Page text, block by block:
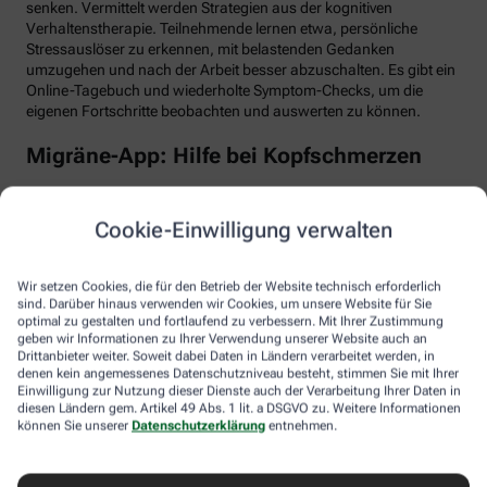
Cookie-Einwilligung verwalten
Wir setzen Cookies, die für den Betrieb der Website technisch erforderlich
sind. Darüber hinaus verwenden wir Cookies, um unsere Website für Sie
optimal zu gestalten und fortlaufend zu verbessern. Mit Ihrer Zustimmung
geben wir Informationen zu Ihrer Verwendung unserer Website auch an
Drittanbieter weiter. Soweit dabei Daten in Ländern verarbeitet werden, in
denen kein angemessenes Datenschutzniveau besteht, stimmen Sie mit Ihrer
Einwilligung zur Nutzung dieser Dienste auch der Verarbeitung Ihrer Daten in
diesen Ländern gem. Artikel 49 Abs. 1 lit. a DSGVO zu. Weitere Informationen
können Sie unserer Datenschutzerklärung entnehmen.
senken. Vermittelt werden Strategien aus der kognitiven
Verhaltenstherapie. Teilnehmende lernen etwa, persönliche
Stressauslöser zu erkennen, mit belastenden Gedanken
umzugehen und nach der Arbeit besser abzuschalten. Es gibt ein
Online-Tagebuch und wiederholte Symptom-Checks, um die
eigenen Fortschritte beobachten und auswerten zu können.
Migräne-App: Hilfe bei Kopfschmerzen
renommierten Schmerzklinik Kiel lässt sich übersichtlich
Das kann helfen, persönliche Muster zu erkennen und die
Attacken besser zu behandeln, etwa durch den optimalen
Einnahmezeitpunkt von Migräne-Medikamenten. Darüber hinaus
stellt die App viele nützliche Informationen zu Migräne bereit
sowie aktive Verfahren zur Entspannung und Stressbewältigung.
Aimo gesund bewegt: Digitaler Personal
Trainer